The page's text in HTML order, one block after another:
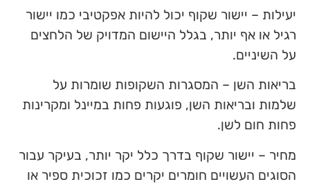
יעילות – יישור שקוף יכול להיות אפקטיבי כמו יישור
רגיל או אף יותר, בגלל היישום המדויק של הלחצים
על השיניים.
בריאות השן – המסגרות השקופות שומרות על
שלמות ובריאות השן, פוגעות פחות במיינל ומקרינות
פחות חום לשן.
מחיר – יישור שקוף בדרך כלל יקר יותר, בעיקר עבור
הסוגים העשויים חומרים יקרים כמו זכוכית ספיר או